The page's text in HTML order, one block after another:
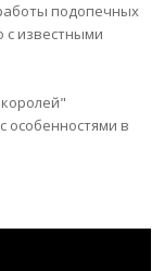
подопечных
с известными
особенностями в